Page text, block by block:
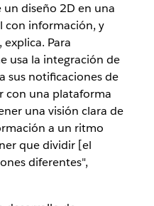
diseño 2D en una
con información, y
Para
usa la integración de
sus notificaciones de
con una plataforma
una visión clara de
a un ritmo
que dividir [el
diferentes",